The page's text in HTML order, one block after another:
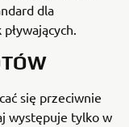
dla
się przeciwnie
występuje tylko w